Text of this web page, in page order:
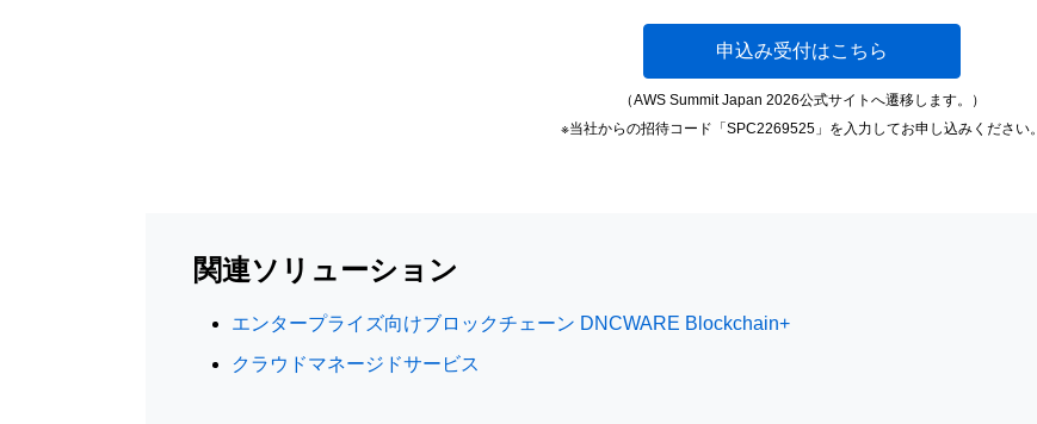
申込み受付はこちら
（AWS Summit Japan 2026公式サイトへ遷移します。）
※当社からの招待コード「SPC2269525」を入力してお申し込みください。
関連ソリューション
エンタープライズ向けブロックチェーン DNCWARE Blockchain+
クラウドマネージドサービス